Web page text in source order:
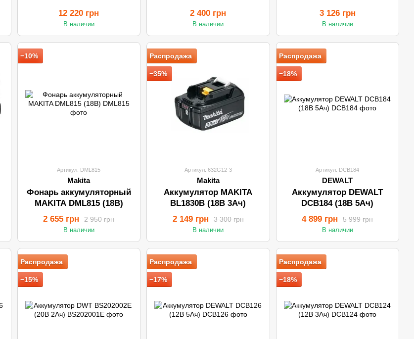
(2.2-2.4кВт)
12 220 грн
В наличии
2 400 грн
В наличии
LiAC-Solo
3 126 грн
В наличии
−10%
Артикул: DML815
Makita
Фонарь аккумуляторный
MAKITA DML815 (18В)
2 950 грн
2 655 грн
В наличии
Распродажа
−35%
Артикул: 632G12-3
Makita
Аккумулятор MAKITA
BL1830B (18В 3Ач)
3 300 грн
2 149 грн
В наличии
Распродажа
−18%
Артикул: DCB184
DEWALT
Аккумулятор DEWALT
DCB184 (18В 5Ач)
5 999 грн
4 899 грн
В наличии
Распродажа
−15%
Распродажа
−17%
Распродажа
−18%